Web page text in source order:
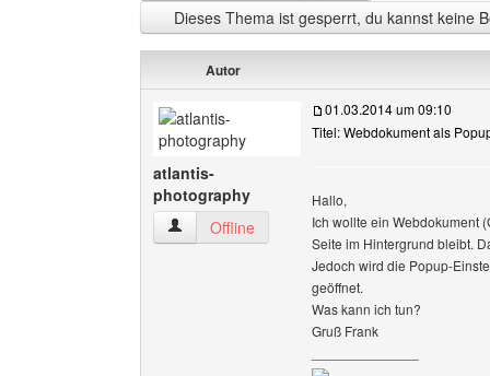
Dieses Thema ist gesperrt, du kannst keine
Autor
atlantis-
photography
atlantis-photography Benutzer-Profile anzeigen
Offline
01.03.2014 um 09:10
Titel: Webdokument als
Hallo,
Ich wollte ein Webdokument
Seite im Hintergrund bleibt.
Jedoch wird die Popup-
geöffnet.
Was kann ich tun?
Gruß Frank